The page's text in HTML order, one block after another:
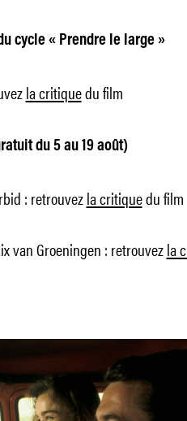
cycle « Prendre le large »
la critiquedu film
du 5 au 19 août)
: retrouvezla critiquedu film
van Groeningen : retrouvezla